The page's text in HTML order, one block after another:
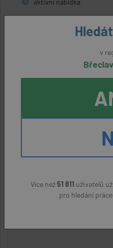
THERMAL TREND spol.
ČÍŠNÍK/ SERVÍRKA
(přes úřad
v
Více než51 811 uživatelů
pro hledání